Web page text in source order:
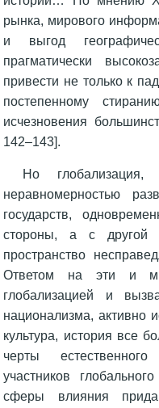
рынка, мирового
и выгод
прагматически
привести не только к
постепенному
исчезновения
142–143].
Но глобализация,
неравномерностью
государств,
стороны, а с другой
пространство
Ответом на эти и
глобализацией и
национализма, активно
культура, история все
черты
участников
сферы влияния